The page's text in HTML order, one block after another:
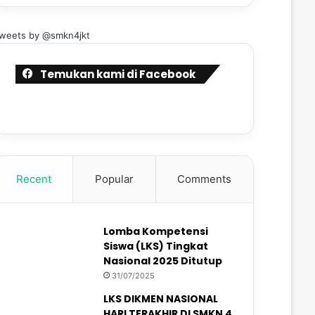
by @smkn4jkt
Temukan kami di Facebook
Recent Popular Comments
Lomba Kompetensi
Siswa (LKS) Tingkat
Nasional 2025 Ditutup
31/07/2025
LKS DIKMEN NASIONAL